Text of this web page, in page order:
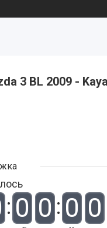
3 BL 2009 -
0 0 0 0